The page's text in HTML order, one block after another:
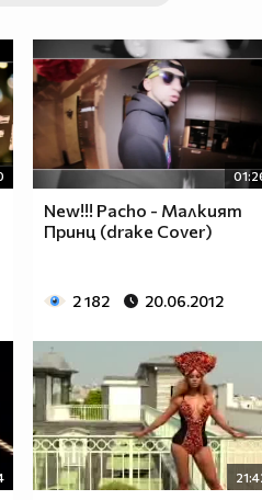
New!!! Pacho - Малкият
Принц (drake Cover)
2 182 20.06.2012